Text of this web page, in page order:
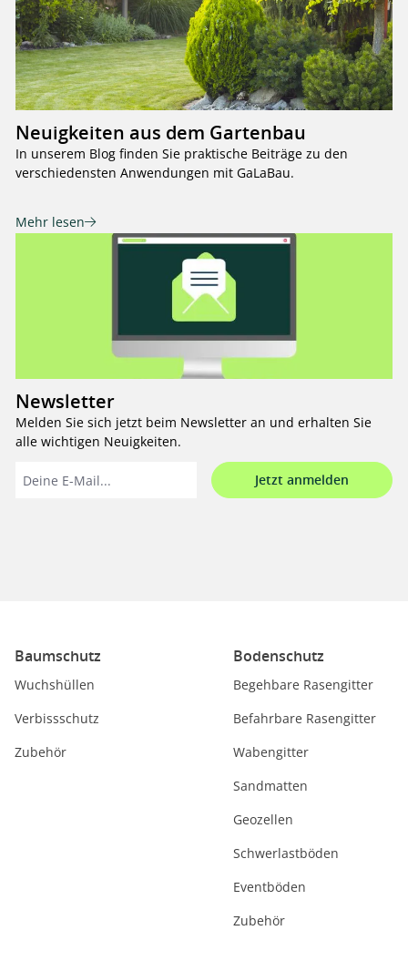
Neuigkeiten aus dem Gartenbau
In unserem Blog finden Sie praktische Beiträge zu den
verschiedensten Anwendungen mit GaLaBau.
Mehr lesen
Newsletter
Melden Sie sich jetzt beim Newsletter an und erhalten Sie
alle wichtigen Neuigkeiten.
Jetzt anmelden
Baumschutz
Wuchshüllen
Verbissschutz
Zubehör
Bodenschutz
Begehbare Rasengitter
Befahrbare Rasengitter
Wabengitter
Sandmatten
Geozellen
Schwerlastböden
Eventböden
Zubehör